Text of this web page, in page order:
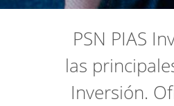
PSN PIAS
las
Inversión.